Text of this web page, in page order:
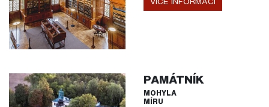
PAMÁTNÍK
MOHYLA
MÍRU